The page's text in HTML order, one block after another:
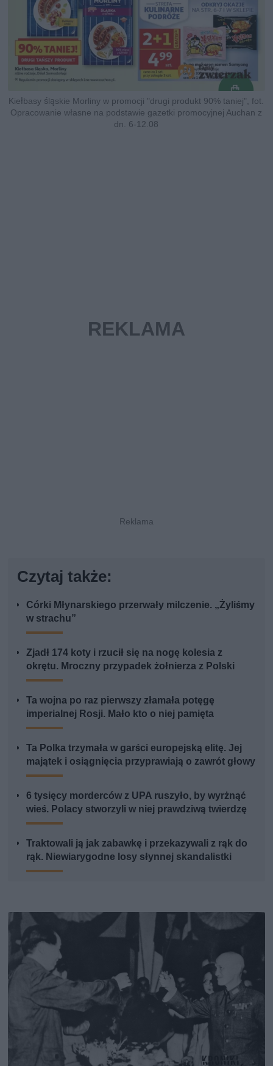
Kiełbasy śląskie Morliny w promocji "drugi produkt 90% taniej", fot.
Opracowanie własne na podstawie gazetki promocyjnej Auchan z
dn. 6-12.08
Czytaj także:
Córki Młynarskiego przerwały milczenie. „Żyliśmy
w strachu”
Zjadł 174 koty i rzucił się na nogę kolesia z
okrętu. Mroczny przypadek żołnierza z Polski
Ta wojna po raz pierwszy złamała potęgę
imperialnej Rosji. Mało kto o niej pamięta
Ta Polka trzymała w garści europejską elitę. Jej
majątek i osiągnięcia przyprawiają o zawrót głowy
6 tysięcy morderców z UPA ruszyło, by wyrżnąć
wieś. Polacy stworzyli w niej prawdziwą twierdzę
Traktowali ją jak zabawkę i przekazywali z rąk do
rąk. Niewiarygodne losy słynnej skandalistki